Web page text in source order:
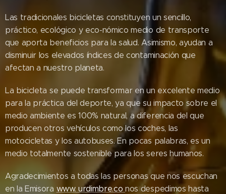
Las tradicionales bicicletas constituyen un sencillo,
práctico, ecológico y eco-nómico medio de transporte
que aporta beneficios para la salud. Asimismo, ayudan a
disminuir los elevados índices de contaminación que
afectan a nuestro planeta.
La bicicleta se puede transformar en un excelente medio
para la práctica del deporte, ya que su impacto sobre el
medio ambiente es 100% natural, a diferencia del que
producen otros vehículos como los coches, las
motocicletas y los autobuses. En pocas palabras, es un
medio totalmente sostenible para los seres humanos.
Agradecimientos a todas las personas que nos escuchan
en la Emisora www. urdimbre.conos despedimos hasta